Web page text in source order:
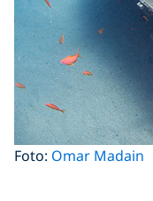
Foto: Omar Madain